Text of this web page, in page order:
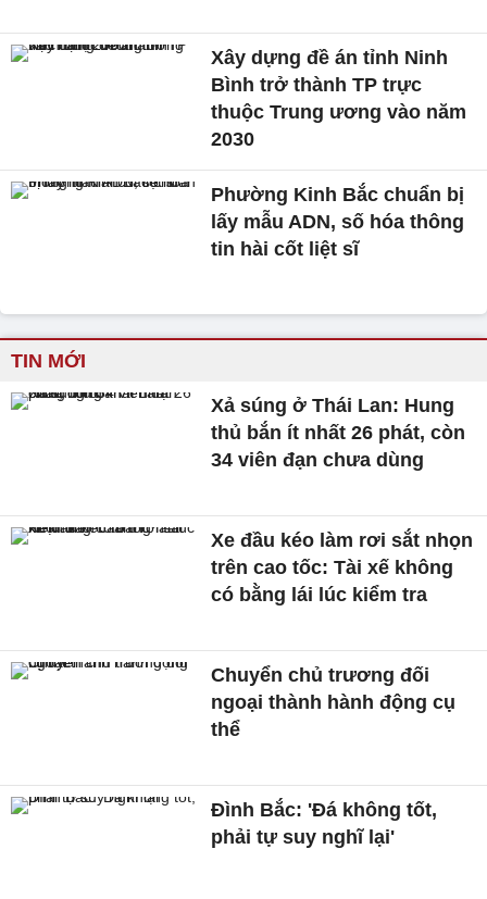
Xây dựng đề án tỉnh Ninh
Bình trở thành TP trực
thuộc Trung ương vào năm
2030
Phường Kinh Bắc chuẩn bị
lấy mẫu ADN, số hóa thông
tin hài cốt liệt sĩ
TIN MỚI
Xả súng ở Thái Lan: Hung
thủ bắn ít nhất 26 phát, còn
34 viên đạn chưa dùng
Xe đầu kéo làm rơi sắt nhọn
trên cao tốc: Tài xế không
có bằng lái lúc kiểm tra
Chuyển chủ trương đối
ngoại thành hành động cụ
thể
Đình Bắc: 'Đá không tốt,
phải tự suy nghĩ lại'